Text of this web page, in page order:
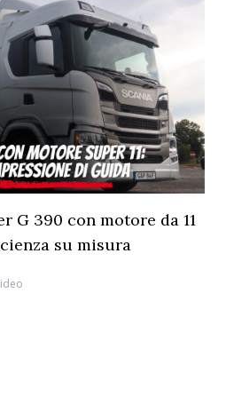
G 390 con motore da 11
su misura